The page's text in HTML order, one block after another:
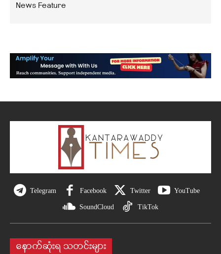
News Feature
Telegram Facebook Twitter YouTube
SoundCloud TikTok
နောက်ဆုံးရ သတင်းများ